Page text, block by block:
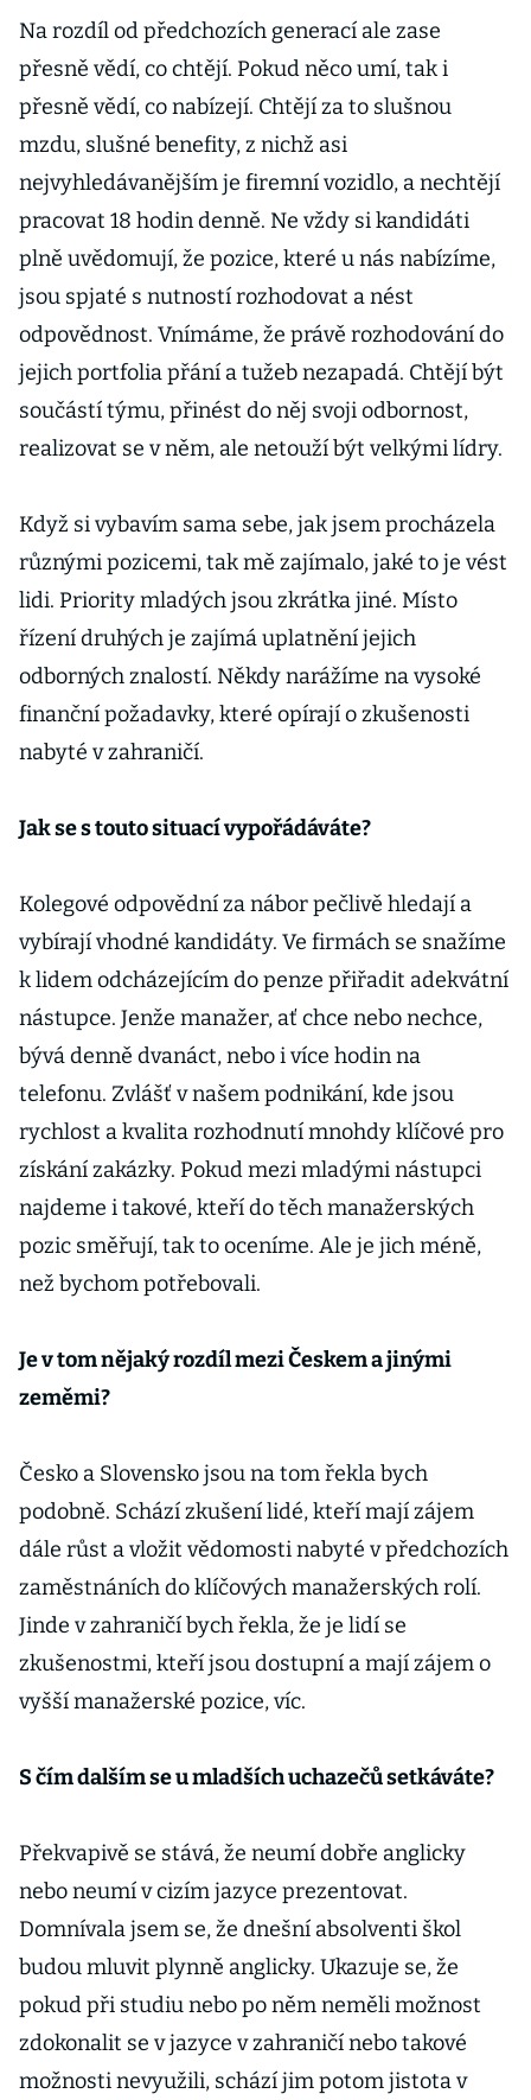
Na rozdíl od předchozích generací ale zase
přesně vědí, co chtějí. Pokud něco umí, tak i
přesně vědí, co nabízejí. Chtějí za to slušnou
mzdu, slušné benefity, z nichž asi
nejvyhledávanějším je firemní vozidlo, a nechtějí
pracovat 18 hodin denně. Ne vždy si kandidáti
plně uvědomují, že pozice, které u nás nabízíme,
jsou spjaté s nutností rozhodovat a nést
odpovědnost. Vnímáme, že právě rozhodování do
jejich portfolia přání a tužeb nezapadá. Chtějí být
součástí týmu, přinést do něj svoji odbornost,
realizovat se v něm, ale netouží být velkými lídry.
Když si vybavím sama sebe, jak jsem procházela
různými pozicemi, tak mě zajímalo, jaké to je vést
lidi. Priority mladých jsou zkrátka jiné. Místo
řízení druhých je zajímá uplatnění jejich
odborných znalostí. Někdy narážíme na vysoké
finanční požadavky, které opírají o zkušenosti
nabyté v zahraničí.
Jak se s touto situací vypořádáváte?
Kolegové odpovědní za nábor pečlivě hledají a
vybírají vhodné kandidáty. Ve firmách se snažíme
k lidem odcházejícím do penze přiřadit adekvátní
nástupce. Jenže manažer, ať chce nebo nechce,
bývá denně dvanáct, nebo i více hodin na
telefonu. Zvlášť v našem podnikání, kde jsou
rychlost a kvalita rozhodnutí mnohdy klíčové pro
získání zakázky. Pokud mezi mladými nástupci
najdeme i takové, kteří do těch manažerských
pozic směřují, tak to oceníme. Ale je jich méně,
než bychom potřebovali.
Je v tom nějaký rozdíl mezi Českem a jinými
zeměmi?
Česko a Slovensko jsou na tom řekla bych
podobně. Schází zkušení lidé, kteří mají zájem
dále růst a vložit vědomosti nabyté v předchozích
zaměstnáních do klíčových manažerských rolí.
Jinde v zahraničí bych řekla, že je lidí se
zkušenostmi, kteří jsou dostupní a mají zájem o
vyšší manažerské pozice, víc.
S čím dalším se u mladších uchazečů setkáváte?
Překvapivě se stává, že neumí dobře anglicky
nebo neumí v cizím jazyce prezentovat.
Domnívala jsem se, že dnešní absolventi škol
budou mluvit plynně anglicky. Ukazuje se, že
pokud při studiu nebo po něm neměli možnost
zdokonalit se v jazyce v zahraničí nebo takové
možnosti nevyužili, schází jim potom jistota v